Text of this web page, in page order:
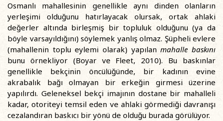
Osmanlı mahallesinin genellikle aynı dinden olanların
yerleşimi olduğunu hatırlayacak olursak, ortak ahlaki
değerler altında birleşmiş bir topluluk olduğunu (ya da
böyle varsayıldığını) söylemek yanlış olmaz. Şüpheli evlere
(mahallenin toplu eylemi olarak) yapılanmahalle baskını
bunu örnekliyor (Boyar ve Fleet, 2010). Bu baskınlar
genellikle bekçinin öncülüğünde, bir kadının evine
akrabalık bağı olmayan bir erkeğin girmesi üzerine
yapılırdı. Geleneksel bekçi imajının dostane bir mahalleli
kadar, otoriteyi temsil eden ve ahlaki görmediği davranışı
cezalandıran baskıcı bir yönü de olduğu burada görülüyor.